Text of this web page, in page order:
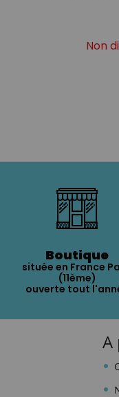
Non
Boutique
située en France
(11ème)
ouverte tout
A